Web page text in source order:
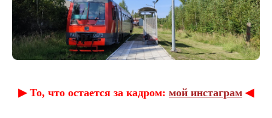
▶︎ То, что остается за кадром: мой инстаграм ◀︎